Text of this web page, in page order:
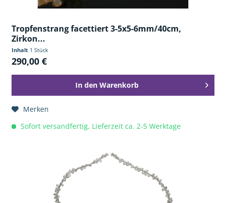
Tropfenstrang facettiert 3-5x5-6mm/40cm,
Zirkon...
Inhalt 1 Stück
290,00 €
In den Warenkorb
Merken
Sofort versandfertig, Lieferzeit ca. 2-5 Werktage